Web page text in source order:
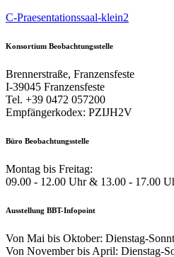
C-Praesentationssaal-klein2
Konsortium Beobachtungsstelle
Brennerstraße, Franzensfeste
I-39045 Franzensfeste
Tel. +39 0472 057200
Empfängerkodex: PZIJH2V
Büro Beobachtungsstelle
Montag bis Freitag:
09.00 - 12.00 Uhr & 13.00 - 17.00
Ausstellung BBT-Infopoint
Von Mai bis Oktober: Dienstag-
Von November bis April: Dienstag-